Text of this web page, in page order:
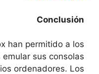
Conclusión
han permitido a los
emular sus consolas
ordenadores. Los